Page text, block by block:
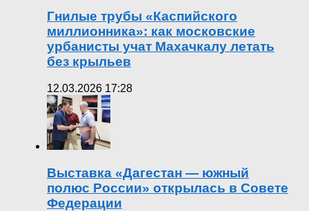
Гнилые трубы «Каспийского
миллионника»: как московские
урбанисты учат Махачкалу летать
без крыльев
12.03.2026 17:28
Выставка «Дагестан — южный
полюс России» открылась в Совете
Федерации